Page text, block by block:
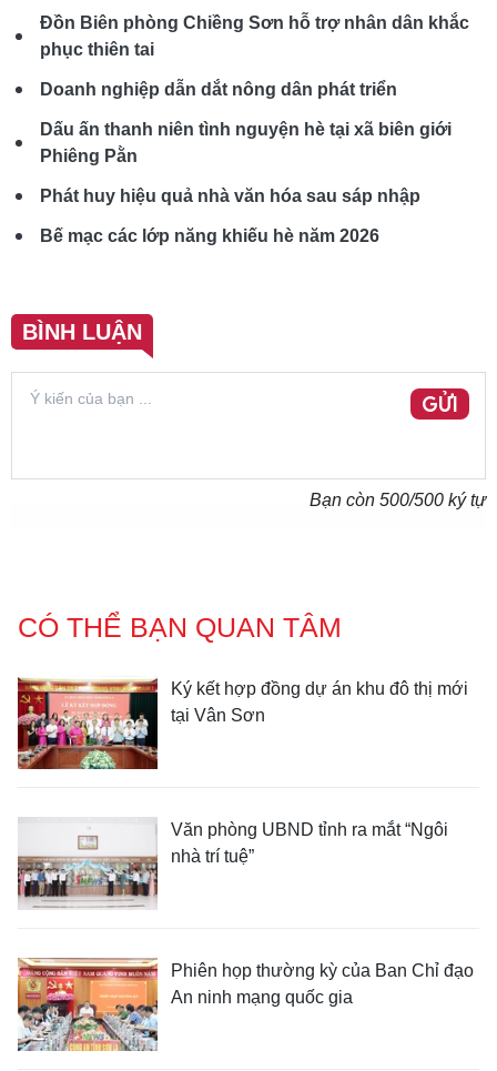
Đồn Biên phòng Chiềng Sơn hỗ trợ nhân dân khắc
phục thiên tai
Doanh nghiệp dẫn dắt nông dân phát triển
Dấu ấn thanh niên tình nguyện hè tại xã biên giới
Phiêng Pằn
Phát huy hiệu quả nhà văn hóa sau sáp nhập
Bế mạc các lớp năng khiếu hè năm 2026
BÌNH LUẬN
GỬI
Bạn còn 500/500 ký tự
CÓ THỂ BẠN QUAN TÂM
Ký kết hợp đồng dự án khu đô thị mới
tại Vân Sơn
Văn phòng UBND tỉnh ra mắt “Ngôi
nhà trí tuệ”
Phiên họp thường kỳ của Ban Chỉ đạo
An ninh mạng quốc gia